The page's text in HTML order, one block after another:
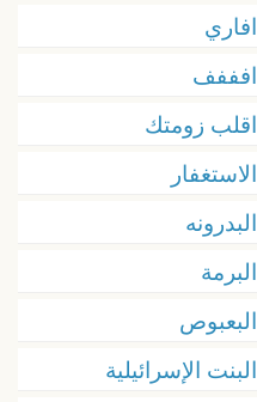
افاري
افففف
اقلب زومتك
الاستغفار
البدرونه
البرمة
البعبوص
البنت الإسرائيلية